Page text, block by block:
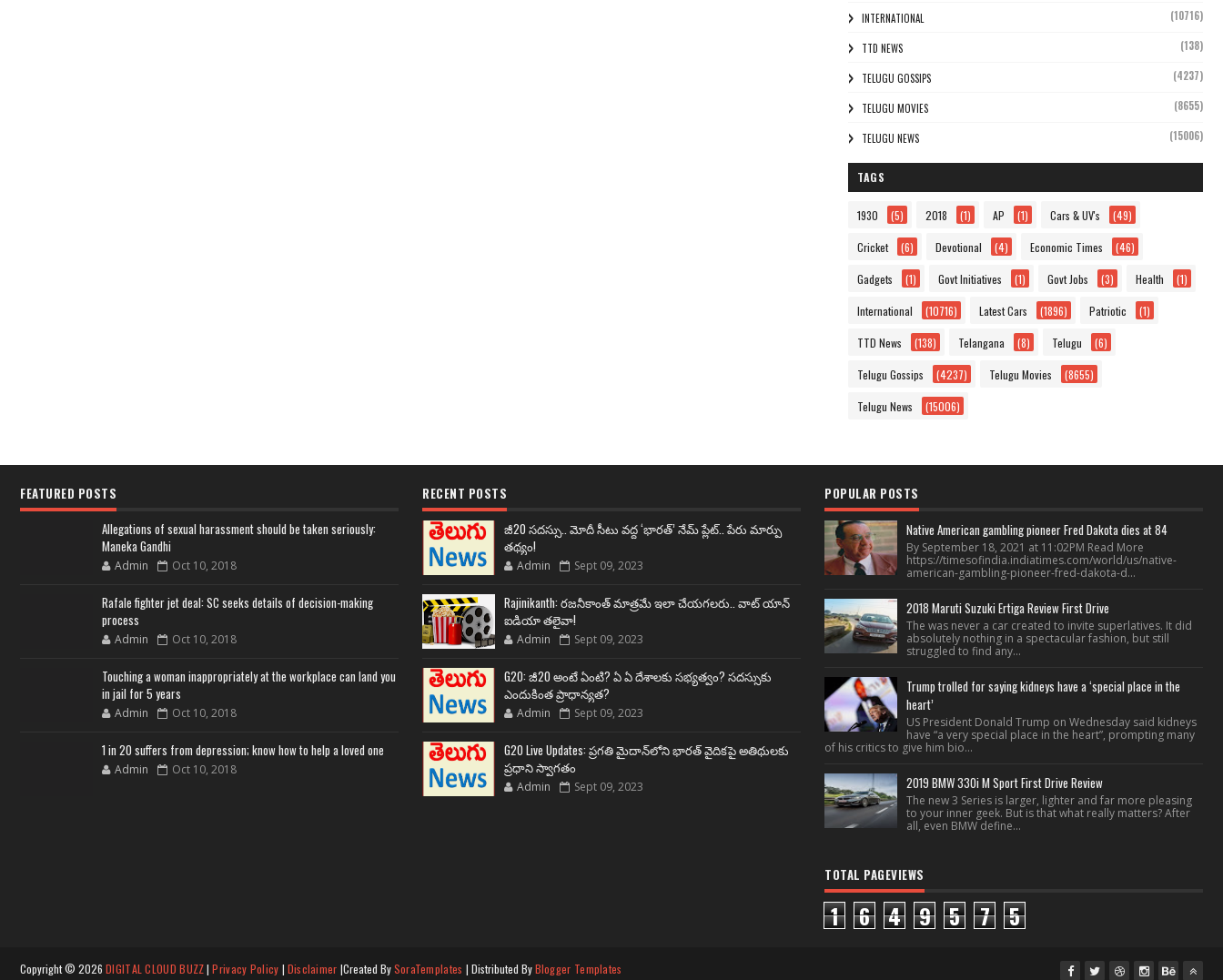
INTERNATIONAL (10716)
TTD NEWS (138)
TELUGU GOSSIPS (4237)
TELUGU MOVIES (8655)
TELUGU NEWS (15006)
TAGS
1930 (5) 2018 (1) AP (1) Cars & UV's (49)
Cricket (6) Devotional (4) Economic Times (46)
Gadgets (1) Govt Initiatives (1) Govt Jobs (3) Health (1)
International (10716) Latest Cars (1896) Patriotic (1)
TTD News (138) Telangana (8) Telugu (6)
Telugu Gossips (4237) Telugu Movies (8655)
Telugu News (15006)
FEATURED POSTS
Allegations of sexual harassment should be taken seriously:
Maneka Gandhi
Admin Oct 10, 2018
Rafale fighter jet deal: SC seeks details of decision-making
process
Admin Oct 10, 2018
Touching a woman inappropriately at the workplace can land you
in jail for 5 years
Admin Oct 10, 2018
1 in 20 suffers from depression; know how to help a loved one
Admin Oct 10, 2018
RECENT POSTS
జీ20 సదస్సు.. మోదీ సీటు వద్ద ‘భారత్’ నేమ్ ప్లేట్‌.. పేరు మార్పు
తథ్యం!
Admin Sept 09, 2023
Rajinikanth: రజనీకాంత్ మాత్రమే ఇలా చేయగలరు.. వాట్ యాన్
ఐడియా తలైవా!
Admin Sept 09, 2023
G20: జీ20 అంటే ఏంటి? ఏ ఏ దేశాలకు సభ్యత్వం? సదస్సుకు
ఎందుకింత ప్రాధాన్యత?
Admin Sept 09, 2023
G20 Live Updates: ప్రగతి మైదాన్‌లోని భారత్ వైదికపై అతిథులకు
ప్రధాని స్వాగతం
Admin Sept 09, 2023
POPULAR POSTS
Native American gambling pioneer Fred Dakota dies at 84
By September 18, 2021 at 11:02PM Read More
https://timesofindia.indiatimes.com/world/us/native-
american-gambling-pioneer-fred-dakota-d...
2018 Maruti Suzuki Ertiga Review First Drive
The was never a car created to invite superlatives. It did
absolutely nothing in a spectacular fashion, but still
struggled to find any...
Trump trolled for saying kidneys have a ‘special place in the
heart’
US President Donald Trump on Wednesday said kidneys
have “a very special place in the heart”, prompting many
of his critics to give him bio...
2019 BMW 330i M Sport First Drive Review
The new 3 Series is larger, lighter and far more pleasing
to your inner geek. But is that what really matters? After
all, even BMW define...
TOTAL PAGEVIEWS
1 6 4 9 5 7 5
Copyright © 2026 DIGITAL CLOUD BUZZ|Privacy Policy | Disclaimer |Created BySoraTemplates | Distributed ByBlogger Templates